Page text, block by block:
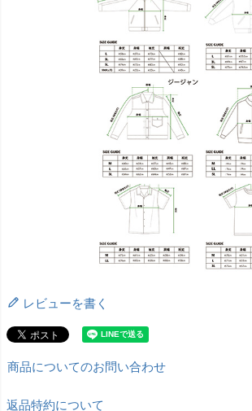
レビューを書く
商品についてのお問い合わせ
返品特約について